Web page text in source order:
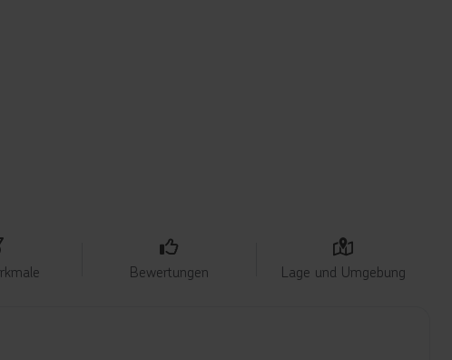
Bewertungen Lage und Umgebung